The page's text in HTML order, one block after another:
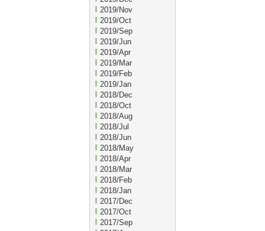
2019/Nov
2019/Oct
2019/Sep
2019/Jun
2019/Apr
2019/Mar
2019/Feb
2019/Jan
2018/Dec
2018/Oct
2018/Aug
2018/Jul
2018/Jun
2018/May
2018/Apr
2018/Mar
2018/Feb
2018/Jan
2017/Dec
2017/Oct
2017/Sep